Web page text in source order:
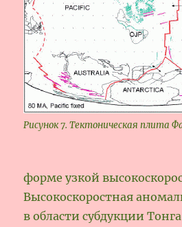
Рисунок 7. Тектоническая плита
форме узкой
Высокоскоростная
в области субдукции